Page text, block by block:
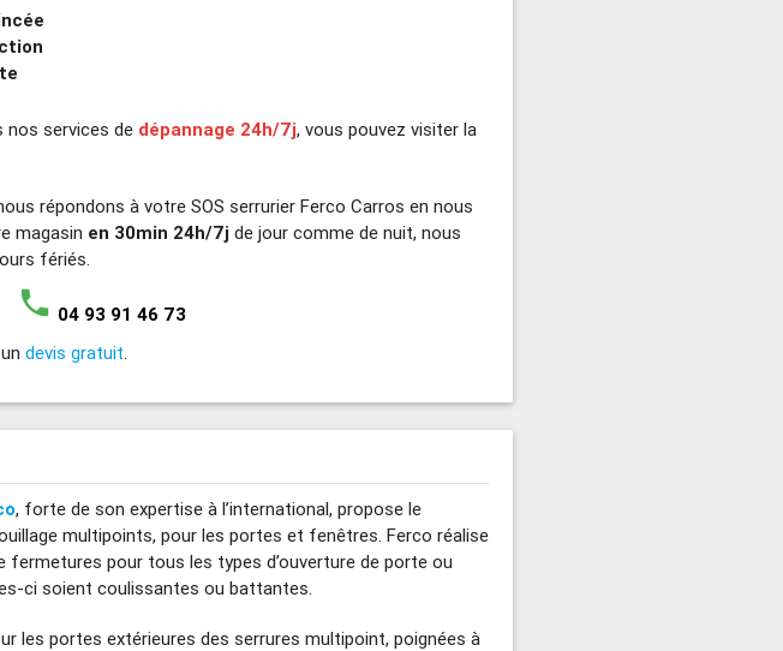
nos services de dépannage 24h/7j, vous pouvez visiter la
répondons à votre SOS serrurier Ferco Carros en nous
magasin en 30min 24h/7j de jour comme de nuit, nous
fériés.
phone 04 93 91 46 73
undevis gratuit.
, forte de son expertise à l’international, propose le
multipoints, pour les portes et fenêtres. Ferco réalise
fermetures pour tous les types d’ouverture de porte ou
ci soient coulissantes ou battantes.
les portes extérieures des serrures multipoint, poignées à